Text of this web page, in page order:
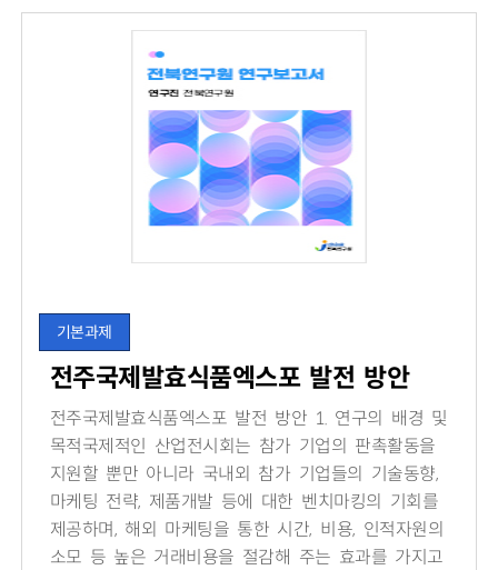
기본과제
전주국제발효식품엑스포 발전 방안
전주국제발효식품엑스포 발전 방안 1. 연구의 배경 및
목적국제적인 산업전시회는 참가 기업의 판촉활동을
지원할 뿐만 아니라 국내외 참가 기업들의 기술동향,
마케팅 전략, 제품개발 등에 대한 벤치마킹의 기회를
제공하며, 해외 마케팅을 통한 시간, 비용, 인적자원의
소모 등 높은 거래비용을 절감해 주는 효과를 가지고